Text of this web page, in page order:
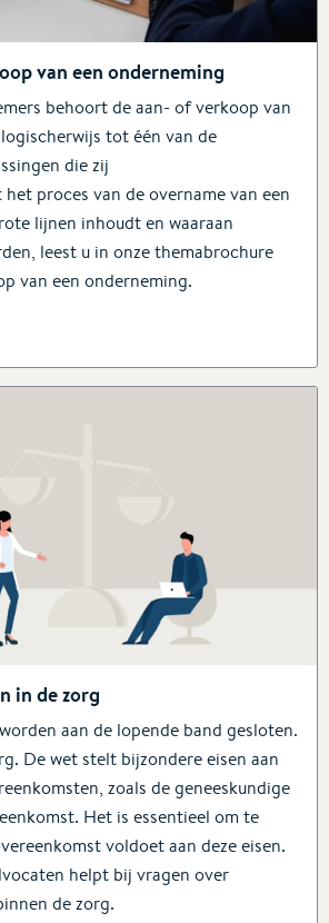
van een onderneming
behoort de aan- of verkoop van
tot één van de
die zij
proces van de overname van een
lijnen inhoudt en waaraan
leest u in onze themabrochure
van een onderneming.
in de zorg
aan de lopende band gesloten.
De wet stelt bijzondere eisen aan
zoals de geneeskundige
Het is essentieel om te
voldoet aan deze eisen.
helpt bij vragen over
de zorg.